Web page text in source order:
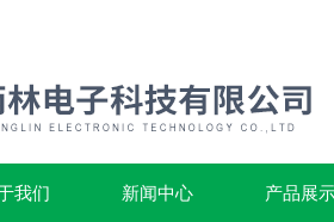
我们 新闻中心 产品展